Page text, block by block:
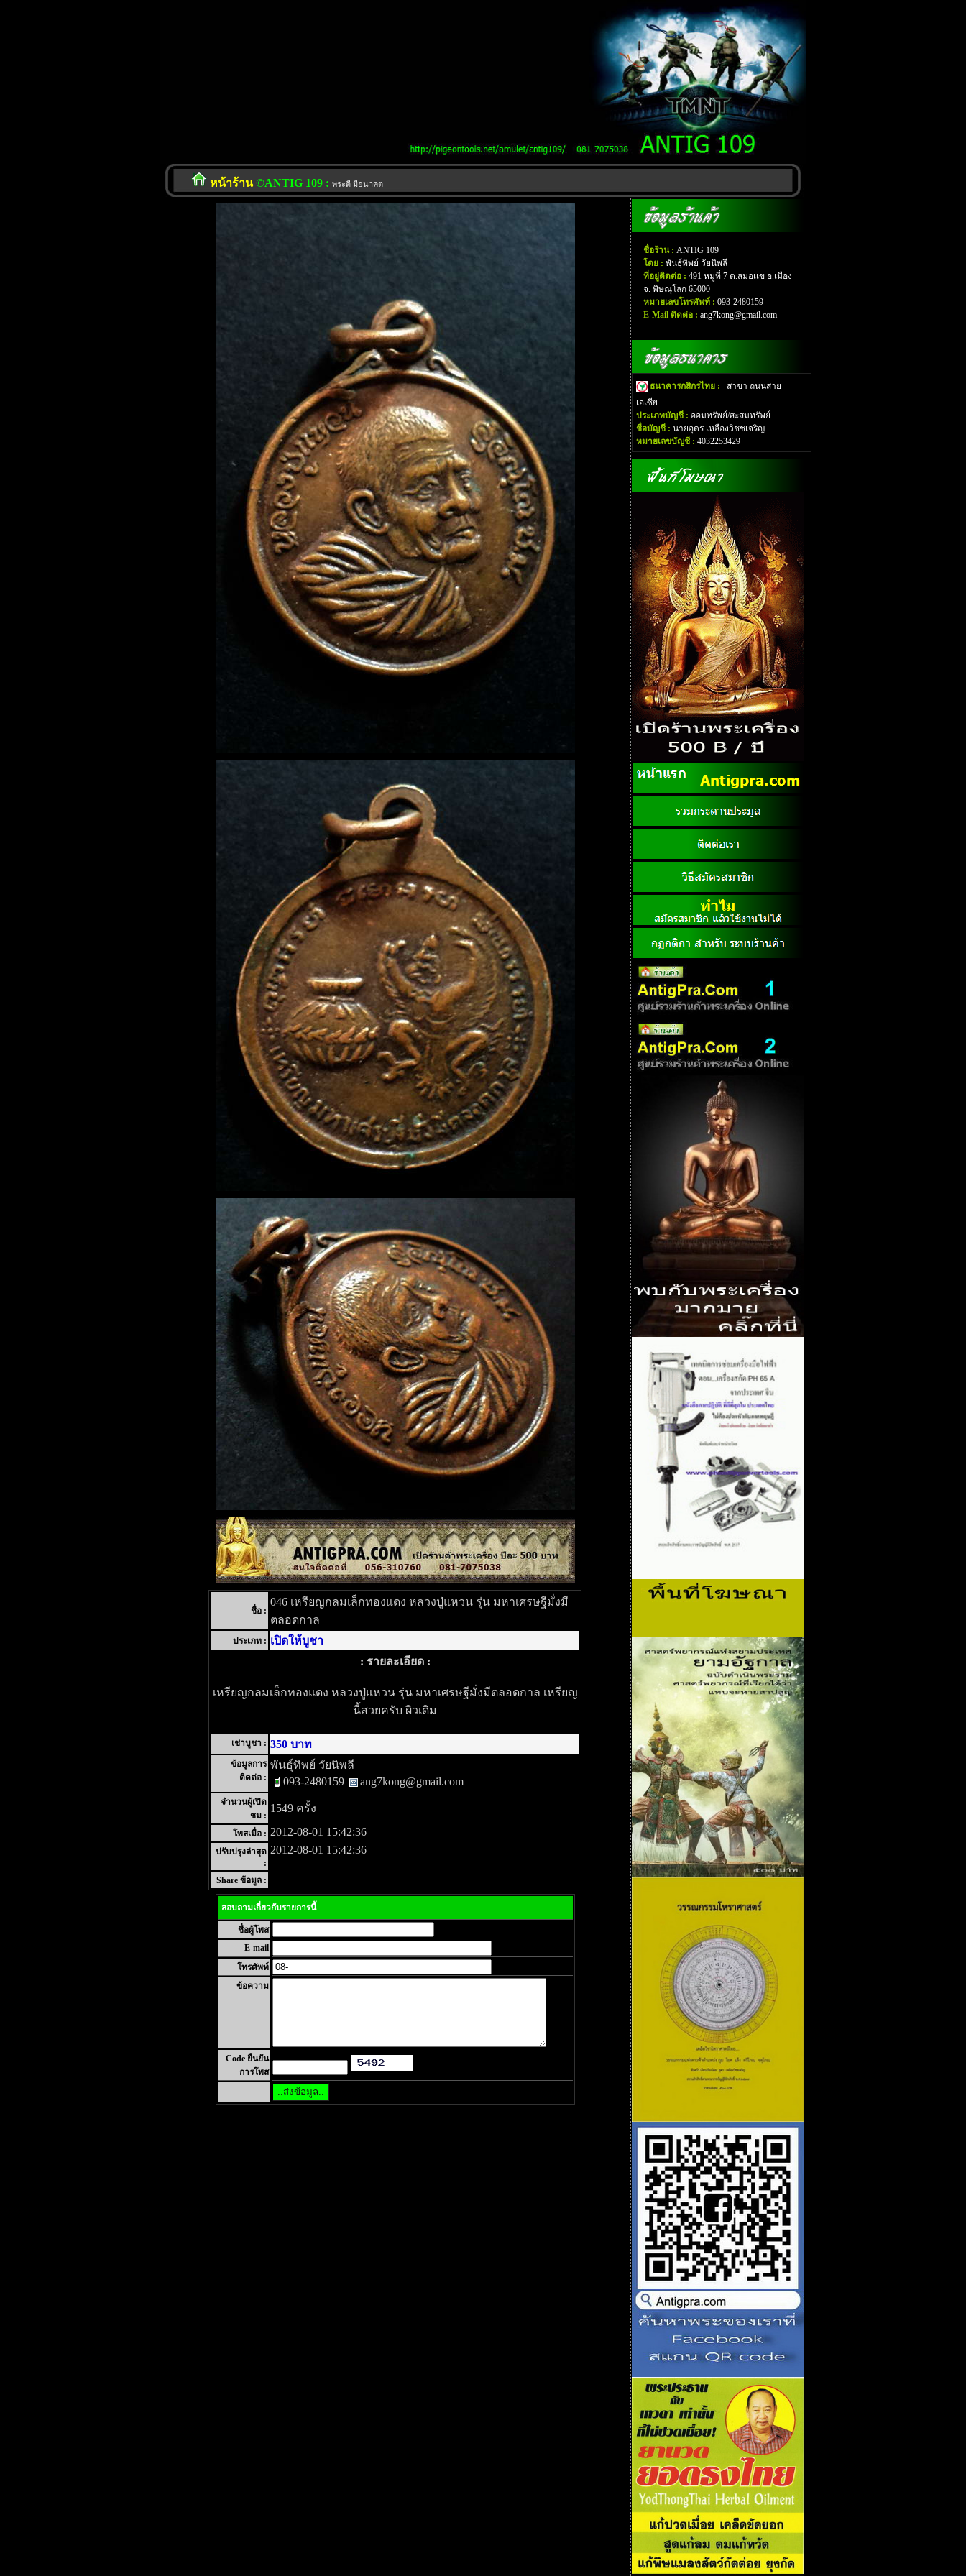
หน้าร้าน©ANTIG 109 : พระดี มีอนาคต
ชื่อ :
046 เหรียญกลมเล็กทองแดง หลวงปู่แหวน รุ่น มหาเศรษฐีมั่งมี
ตลอดกาล
ประเภท : เปิดให้บูชา
: รายละเอียด :
เหรียญกลมเล็กทองแดง หลวงปู่แหวน รุ่น มหาเศรษฐีมั่งมีตลอดกาล เหรียญ
นี้สวยครับ ผิวเดิม
เช่าบูชา : 350 บาท
ข้อมูลการ
ติดต่อ :
พันธุ์ทิพย์ วัยนิพลี
093-2480159
ang7kong@gmail.com
จำนวนผู้เปิด
ชม :
1549 ครั้ง
โพสเมื่อ : 2012-08-01 15:42:36
ปรับปรุงล่าสุด
:
2012-08-01 15:42:36
Share ข้อมูล :
สอบถามเกี่ยวกับรายการนี้
ชื่อผู้โพส
E-mail
โทรศัพท์
ข้อความ
Code ยืนยัน
การโพส
ชื่อร้าน : ANTIG 109
โดย : พันธุ์ทิพย์ วัยนิพลี
ที่อยู่ติดต่อ : 491 หมู่ที่ 7 ต.สมอเเข อ.เมือง
จ. พิษณุโลก 65000
หมายเลขโทรศัพท์ : 093-2480159
E-Mail ติดต่อ : ang7kong@gmail.com
ธนาคารกสิกรไทย :
สาขา ถนนสาย
เอเซีย
ประเภทบัญชี : ออมทรัพย์/สะสมทรัพย์
ชื่อบัญชี : นายอุดร เหลืองวิชชเจริญ
หมายเลขบัญชี : 4032253429